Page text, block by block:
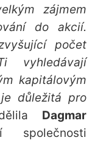
zájmem
do akcií.
počet
vyhledávají
kapitálovým
důležitá pro
Dagmar